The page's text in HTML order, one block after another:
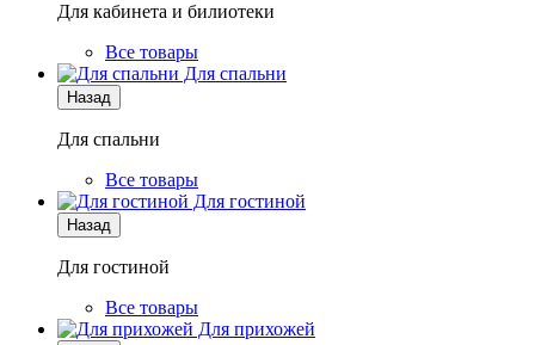
Для кабинета и билиотеки
Все товары
Для спальни
Назад
Для спальни
Все товары
Для гостиной
Назад
Для гостиной
Все товары
Для прихожей